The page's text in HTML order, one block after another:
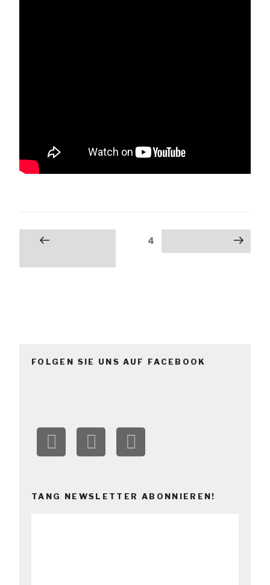
Beitrags-Vorherige
4 Nächste Seite
FOLGEN SIE UNS AUF FACEBOOK
TANG NEWSLETTER ABONNIEREN!